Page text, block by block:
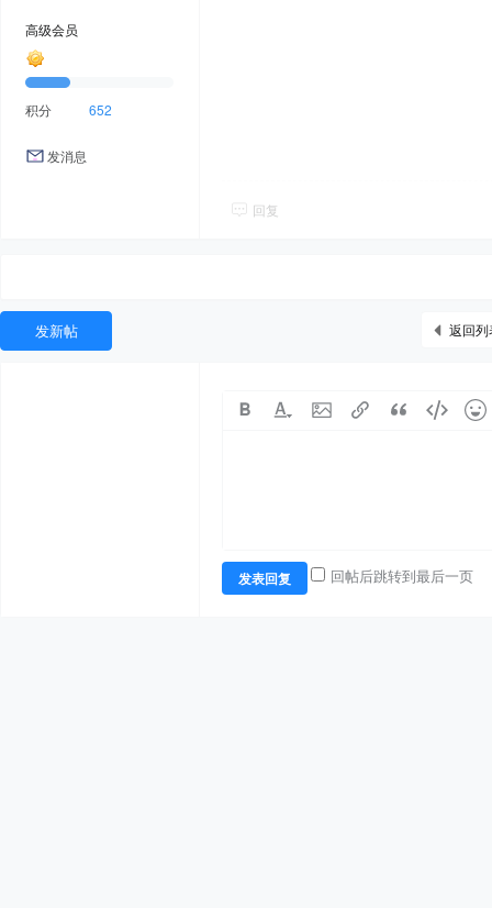
高级会员
积分 652
发消息
回复
返回列
发新帖
发表回复 回帖后跳转到最后一页